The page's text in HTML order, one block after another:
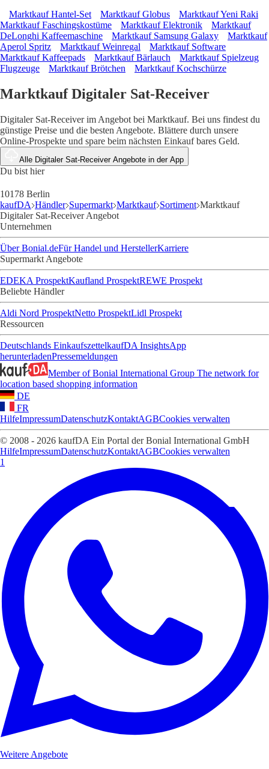
Marktkauf Hantel-Set Marktkauf Globus
Marktkauf Yeni Raki
Marktkauf Faschingskostüme
Marktkauf Elektronik
Marktkauf
DeLonghi Kaffeemaschine
Marktkauf Samsung Galaxy
Marktkauf
Aperol Spritz
Marktkauf Weinregal
Marktkauf Software
Marktkauf Kaffeepads
Marktkauf Bärlauch
Marktkauf Spielzeug
Flugzeuge
Marktkauf Brötchen Marktkauf Kochschürze
Marktkauf Digitaler Sat-Receiver
Digitaler Sat-Receiver im Angebot bei Marktkauf. Bei uns findest du
günstige Preise und die besten Angebote. Blättere durch unsere
Online-Prospekte und spare beim nächsten Einkauf bares Geld.
Alle Digitaler Sat-Receiver Angebote in der App
Du bist hier
10178 Berlin
kaufDA Händler Supermarkt Marktkauf Sortiment Marktkauf
Digitaler Sat-Receiver Angebot
Unternehmen
Über Bonial.deFür Handel und HerstellerKarriere
Supermarkt Angebote
EDEKA ProspektKaufland ProspektREWE Prospekt
Beliebte Händler
Aldi Nord ProspektNetto ProspektLidl Prospekt
Ressourcen
Deutschlands EinkaufszettelkaufDA InsightsApp
herunterladenPressemeldungen
Member of Bonial International Group The network for
location based shopping information
DE
FR
HilfeImpressumDatenschutzKontaktAGBCookies verwalten
© 2008 - 2026 kaufDA Ein Portal der Bonial International GmbH
HilfeImpressumDatenschutzKontaktAGBCookies verwalten
1
Weitere Angebote